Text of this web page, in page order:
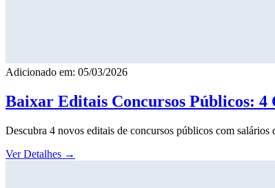
Adicionado em: 05/03/2026
Baixar Editais Concursos Públicos:
Descubra 4 novos editais de concursos públicos com
Ver Detalhes →